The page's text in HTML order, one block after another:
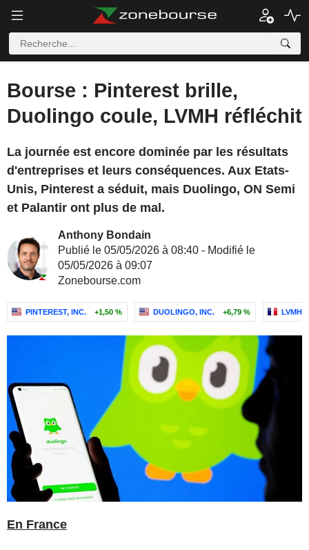
Bourse : Pinterest brille,
Duolingo coule, LVMH réfléchit
La journée est encore dominée par les résultats
d'entreprises et leurs conséquences. Aux Etats-
Unis, Pinterest a séduit, mais Duolingo, ON Semi
et Palantir ont plus de mal.
Anthony Bondain
Publié le 05/05/2026 à 08:40 - Modifié le
05/05/2026 à 09:07
Zonebourse.com
PINTEREST, INC. +1,50 % DUOLINGO, INC. +6,79 % LVMH
En France